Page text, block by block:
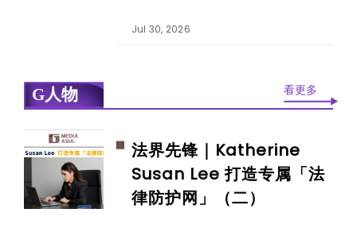
——她的脸部和身体涂满黑色妆
Jul 30, 2026
G人物 看更多
法界先锋｜Katherine
Susan Lee 打造专属「法
律防护网」（二）